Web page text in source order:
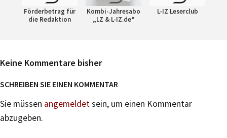
Förderbetrag für
die Redaktion
Kombi-Jahresabo
„LZ & L-IZ.de“
L-IZ Leserclub
Keine Kommentare bisher
SCHREIBEN SIE EINEN KOMMENTAR
Sie müssen angemeldetsein, um einen Kommentar
abzugeben.